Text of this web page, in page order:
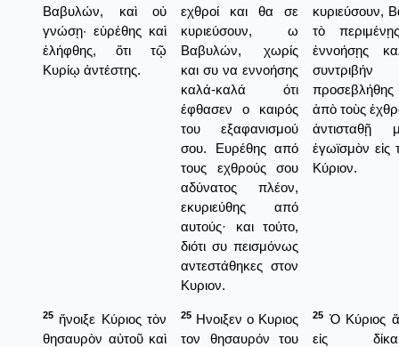
Βαβυλών, καὶ οὐ
γνώσῃ· εὑρέθης καὶ
ἐλήφθης, ὅτι τῷ
Κυρίῳ ἀντέστης.
εχθροί και θα σε
κυριεύσουν, ω
Βαβυλών, χωρίς
και συ να εννοήσης
καλά-καλά ότι
έφθασεν ο καιρός
του εξαφανισμού
σου. Ευρέθης από
τους εχθρούς σου
αδύνατος πλέον,
εκυριεύθης από
αυτούς· και τούτο,
διότι συ πεισμόνως
αντεστάθηκες στον
Κυριον.
κυριεύσουν,
τὸ
ἐννοήσῃς
ἀπὸ τοὺς
ἀντισταθῇ
ἐγωϊσμὸν εἰς
Κύριον.
25 ἤνοιξε Κύριος τὸν
θησαυρὸν αὐτοῦ καὶ
25 Ηνοιξεν ο Κυριος
τον θησαυρόν του
25 Ὁ Κύριος
εἰς